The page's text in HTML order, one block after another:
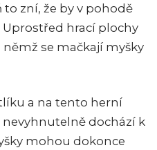
to zní, že by v pohodě
hrací plochy
se mačkají myšky
a na tento herní
dochází k
mohou dokonce